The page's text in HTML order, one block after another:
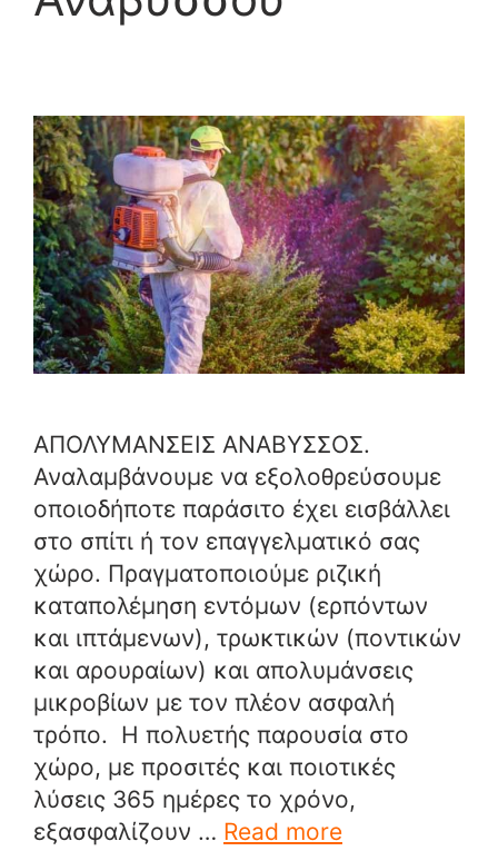
ΑΠΟΛΥΜΑΝΣΕΙΣ ΑΝΑΒΥΣΣΟΣ.
Αναλαμβάνουμε να εξολοθρεύσουμε
οποιοδήποτε παράσιτο έχει εισβάλλει
στο σπίτι ή τον επαγγελματικό σας
χώρο. Πραγματοποιούμε ριζική
καταπολέμηση εντόμων (ερπόντων
και ιπτάμενων), τρωκτικών (ποντικών
και αρουραίων) και απολυμάνσεις
μικροβίων με τον πλέον ασφαλή
τρόπο. Η πολυετής παρουσία στο
χώρο, με προσιτές και ποιοτικές
λύσεις 365 ημέρες το χρόνο,
εξασφαλίζουν … Read more